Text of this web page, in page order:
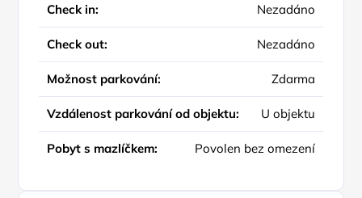
Check in: Nezadáno
Check out: Nezadáno
Možnost parkování: Zdarma
Vzdálenost parkování od objektu: U objektu
Pobyt s mazlíčkem: Povolen bez omezení